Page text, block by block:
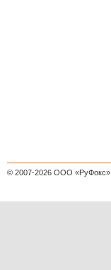
© 2007-2026 ООО «РуФокс»